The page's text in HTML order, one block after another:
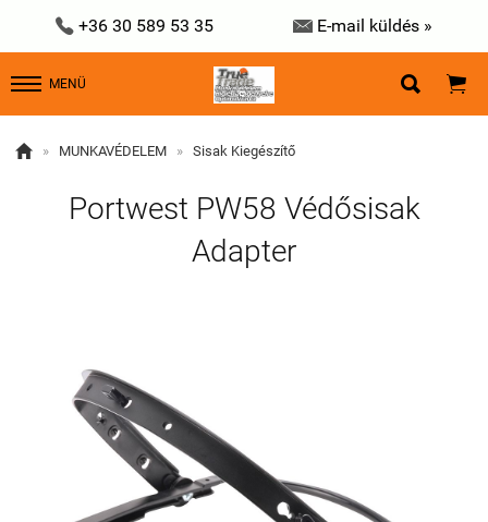
 +36 30 589 53 35  E-mail küldés »
MENÜ  
 » MUNKAVÉDELEM » Sisak Kiegészítő
Portwest PW58 Védősisak
Adapter